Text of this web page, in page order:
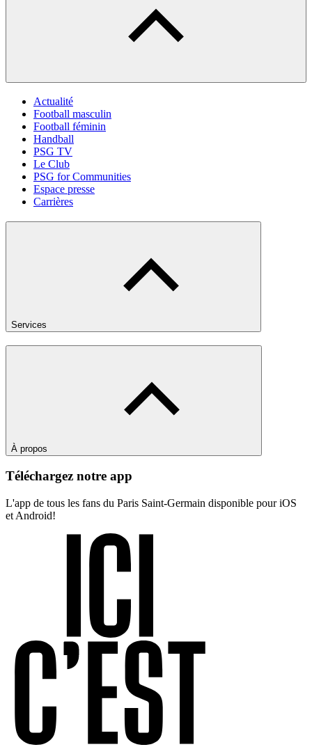
Actualité
Football masculin
Football féminin
Handball
PSG TV
Le Club
PSG for Communities
Espace presse
Carrières
Services
À propos
Téléchargez notre app
L'app de tous les fans du Paris Saint-Germain disponible pour iOS
et Android!